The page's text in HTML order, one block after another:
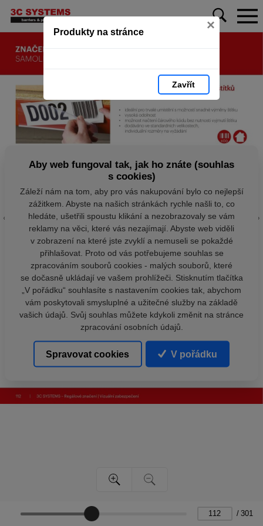
Produkty na stránce ×
Zavřít
/ 301
Aby web fungoval tak, jak ho znáte (souhlas
s cookies)
Záleží nám na tom, aby pro vás nakupování bylo co nejlepší
zážitkem. Abyste na našich stránkách rychle našli to, co
hledáte, ušetřili spoustu klikání a nezobrazovaly se vám
reklamy na věci, které vás nezajímají. Abyste web viděli
v zobrazení na které jste zvyklí a nemuseli se pokaždé
přihlašovat. Proto od vás potřebujeme souhlas se
zpracováním souborů cookies - malých souborů, které
se dočasně ukládají ve vašem prohlížeči. Stisknutím tlačítka
„V pořádku“ souhlasíte s nastavením cookies tak, abychom
vám poskytovali smysluplné a užitečné služby na základě
vašich údajů. Svůj souhlas můžete kdykoli změnit na stránce
zpracování osobních údajů.
Spravovat cookies V pořádku